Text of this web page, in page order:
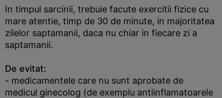
In timpul sarcinii, trebuie facute exercitii fizice cu
mare atentie, timp de 30 de minute, in majoritatea
zilelor saptamanii, daca nu chiar in fiecare zi a
saptamanii.
De evitat:
- medicamentele care nu sunt aprobate de
medicul ginecolog (de exemplu antiinflamatoarele